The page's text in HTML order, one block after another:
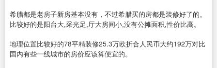
希腊都是老房子新房基本没有，不过希腊买的房都是装修好了的。
比较好的是阳台大,采光足,厅大房间小,没有公摊面积,性价比高。
地理位置比较好的78平精装修25.3万欧折合人民币大约192万对比
国内有些一线城市的房价应该算便宜的。